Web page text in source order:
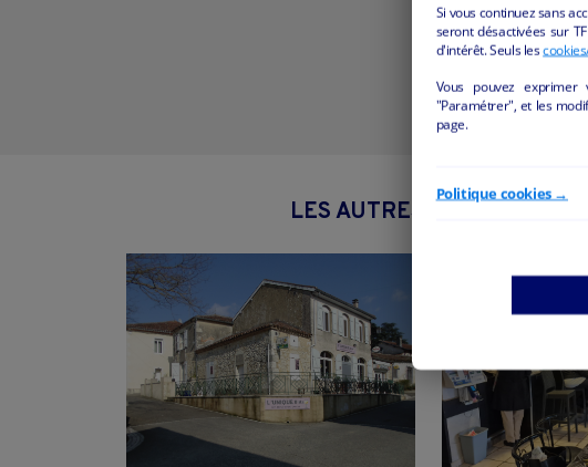
LES AUTRES ANNONCES
Si vous continuez sans
seront désactivées sur
d'intérêt. Seuls les
Vous pouvez
"Paramétrer", et les
page.
Politique cookies →